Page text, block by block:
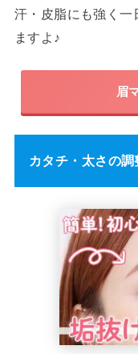
汗・皮脂にも強く一
ますよ♪
眉
カタチ・太さの